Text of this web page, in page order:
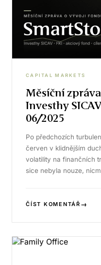
CAPITAL MARKETS
Měsíční
Investhy
06/2025
Po předchozích
červen v klidnějším
volatility na finančních
sice nebyla nouze,
ČÍST KOMENTÁŘ →